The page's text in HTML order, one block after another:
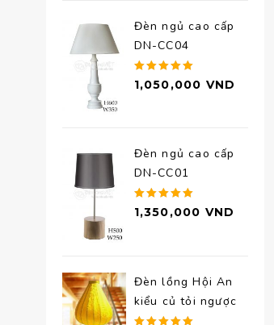
Đèn ngủ cao cấp
DN-CC04
Được xếp
1,050,000 VND
Đèn ngủ cao cấp
DN-CC01
Được xếp
1,350,000 VND
Đèn lồng Hội An
kiểu củ tỏi ngược